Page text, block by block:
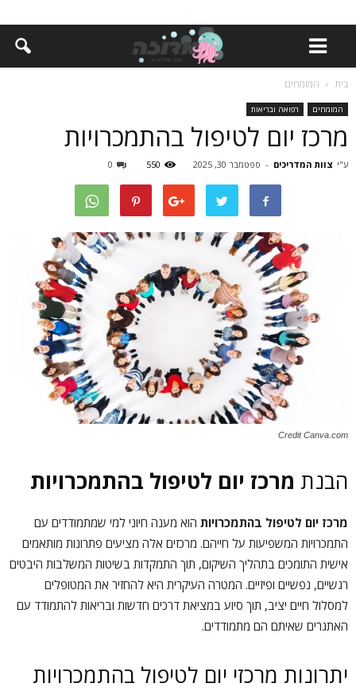
בית המומחים
המומחים רפואה ובריאות
מרכז יום לטיפול בהתמכרויות
ע"י צוות המדריכים - ספטמבר 30, 2025 550
0
Credit Canva.com
הבנת מרכז יום לטיפול בהתמכרויות
מרכז יום לטיפול בהתמכרויות הוא מענה חיוני למי שמתמודדים עם
התמכרויות המשפיעות על חייהם. מרכזים אלה מציעים פתרונות מותאמים
אישית התומכים בתהליך השיקום, תוך התמקדות בשיטות המשלבות היבטים
רגשיים, נפשיים ופיזיים. המטרה העיקרית היא להחזיר את המטופלים
למסלול חיים יציב, תוך סיוע במציאת דרכים חדשות ובריאות להתמודד עם
האתגרים שאיתם הם מתמודדים.
יתרונות מרכזי יום לטיפול בהתמכרויות